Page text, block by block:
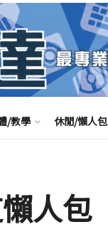
/教學 休閒/懶人包
人包